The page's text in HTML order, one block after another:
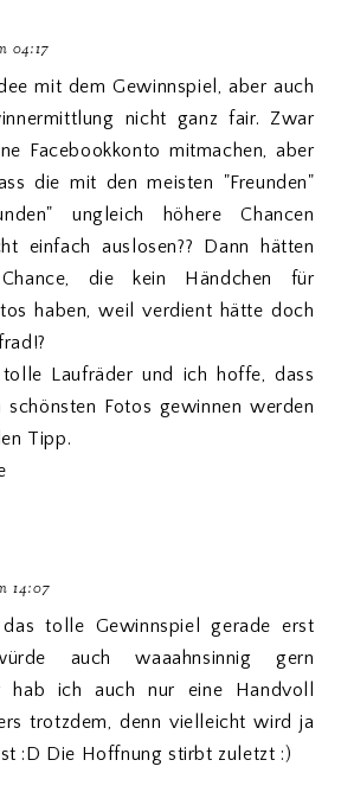
04:17
mit dem Gewinnspiel, aber auch
nicht ganz fair. Zwar
Facebookkonto mitmachen, aber
die mit den meisten "Freunden"
ungleich höhere Chancen
einfach auslosen?? Dann hätten
die kein Händchen für
haben, weil verdient hätte doch
Laufräder und ich hoffe, dass
Fotos gewinnen werden
Tipp.
14:07
tolle Gewinnspiel gerade erst
auch waaahnsinnig gern
hab ich auch nur eine Handvoll
trotzdem, denn vielleicht wird ja
:D Die Hoffnung stirbt zuletzt :)